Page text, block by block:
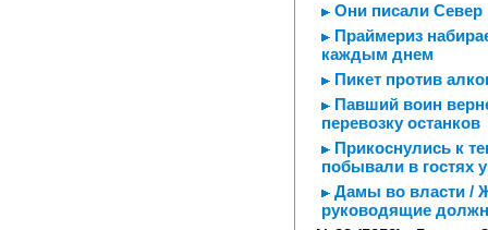
Они писали Север
Праймериз
каждым днем
Пикет против
Павший воин
перевозку останков
Прикоснулись к
побывали в гостях
Дамы во власти /
руководящие